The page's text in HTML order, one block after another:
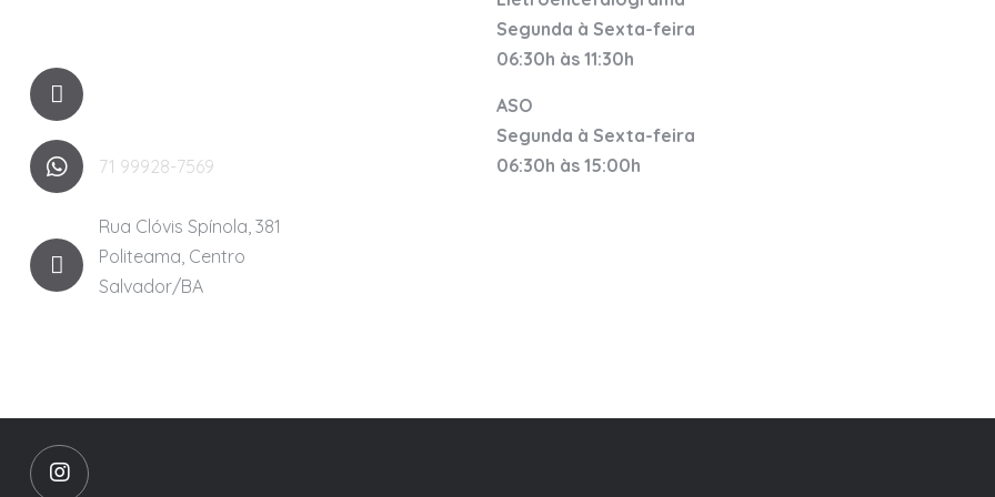
71 99928-7569
Rua Clóvis Spínola, 381
Politeama, Centro
Salvador/BA
Segunda à Sexta-feira
06:30h às 11:30h
ASO
Segunda à Sexta-feira
06:30h às 15:00h